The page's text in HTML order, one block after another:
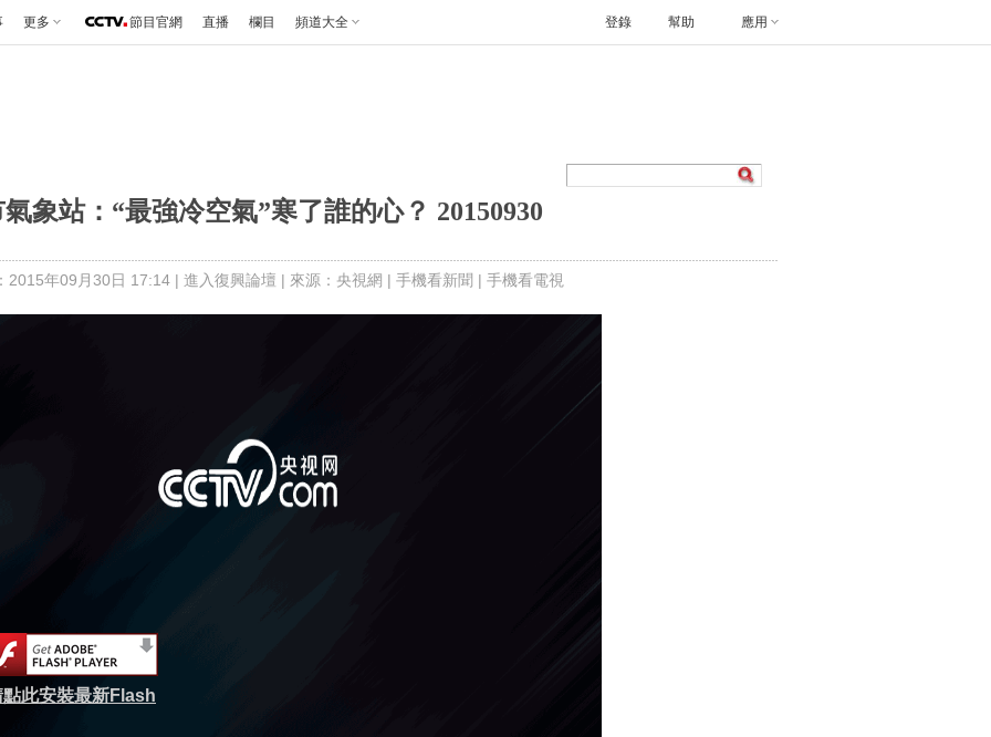
更多 節目官網 直播 欄目 頻道大全 幫助 應用
登錄
象站：“最強冷空氣”寒了誰的心？ 20150930
2015年09月30日 17:14 | 進入復興論壇 | 來源：央視網 | 手機看新聞 | 手機看電視
點此安裝最新Flash